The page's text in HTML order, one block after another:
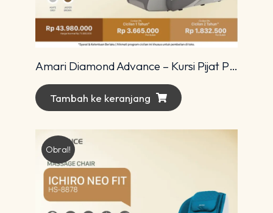
Amari Diamond Advance – Kursi Pijat Premium dengan Teknologi 4D Modern
Tambah ke keranjang
Obral!